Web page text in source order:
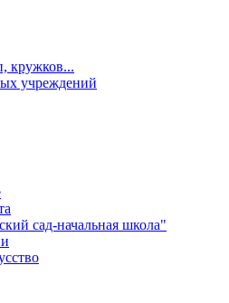
кружков...
учреждений
сад-начальная школа"